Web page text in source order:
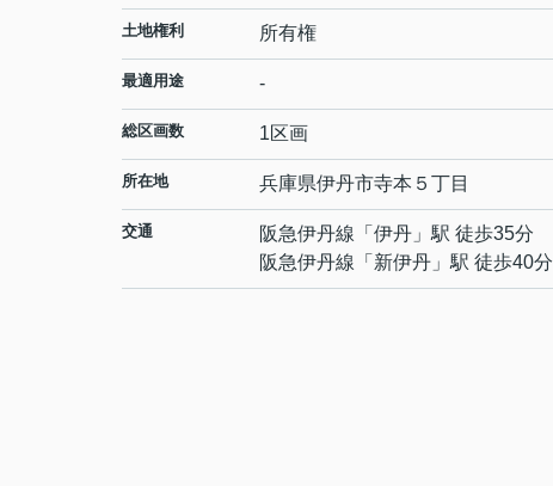
土地権利 所有権
最適用途 -
総区画数 1区画
所在地 兵庫県伊丹市寺本 ５丁目
交通 阪急伊丹線 「 伊丹 」駅 徒歩35分
阪急伊丹線 「 新伊丹 」駅 徒歩40分